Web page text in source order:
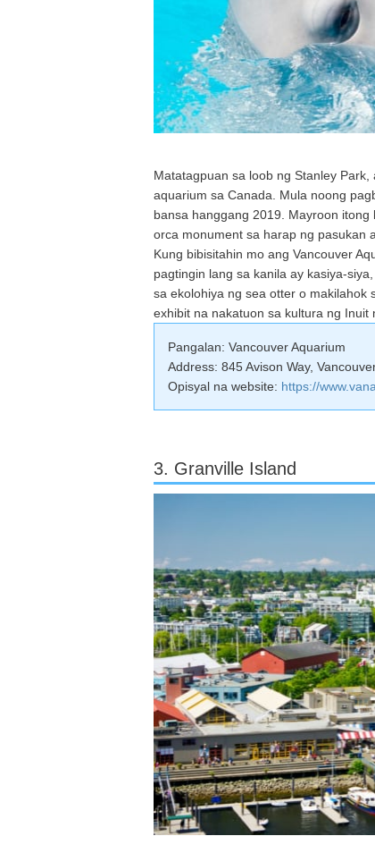
Matatagpuan sa loob ng Stanley
aquarium sa Canada. Mula noong
bansa hanggang 2019. Mayroon
orca monument sa harap ng pasukan
Kung bibisitahin mo ang Vancouver
pagtingin lang sa kanila ay kasiya-
sa ekolohiya ng sea otter o makilahok
exhibit na nakatuon sa kultura ng Inuit
Pangalan: Vancouver Aquarium
Address: 845 Avison Way,
Opisyal na website: https://
3. Granville Island